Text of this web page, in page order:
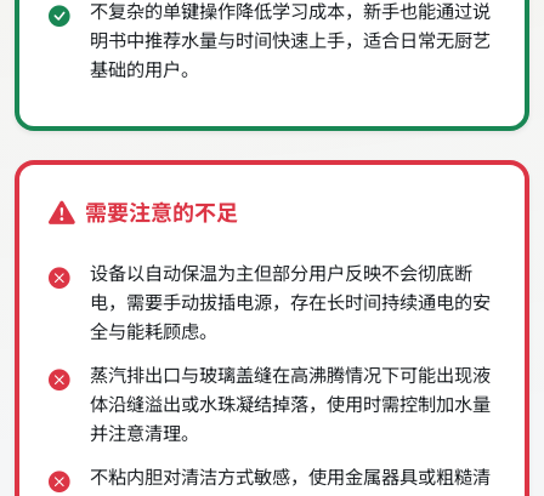
不复杂的单键操作降低学习成本，新手也能通过说
明书中推荐水量与时间快速上手，适合日常无厨艺
基础的用户。
需要注意的不足
设备以自动保温为主但部分用户反映不会彻底断
电，需要手动拔插电源，存在长时间持续通电的安
全与能耗顾虑。
蒸汽排出口与玻璃盖缝在高沸腾情况下可能出现液
体沿缝溢出或水珠凝结掉落，使用时需控制加水量
并注意清理。
不粘内胆对清洁方式敏感，使用金属器具或粗糙清